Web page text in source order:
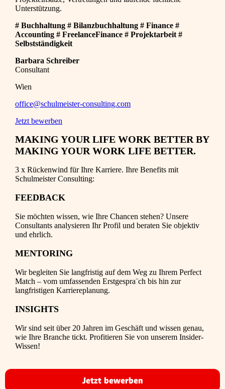
Unterstützung.
# Buchhaltung # Bilanzbuchhaltung # Finance #
Accounting # FreelanceFinance # Projektarbeit #
Selbstständigkeit
Barbara Schreiber
Consultant
Wien
office@schulmeister-consulting.com
Jetzt bewerben
MAKING YOUR LIFE WORK BETTER BY
MAKING YOUR WORK LIFE BETTER.
3 x Rückenwind für Ihre Karriere. Ihre Benefits mit
Schulmeister Consulting:
FEEDBACK
Sie möchten wissen, wie Ihre Chancen stehen? Unsere
Consultants analysieren Ihr Profil und beraten Sie objektiv
und ehrlich.
MENTORING
Wir begleiten Sie langfristig auf dem Weg zu Ihrem Perfect
Match – vom umfassenden Erstgespra¨ch bis hin zur
langfristigen Karriereplanung.
INSIGHTS
Wir sind seit über 20 Jahren im Geschäft und wissen genau,
wie Ihre Branche tickt. Profitieren Sie von unserem Insider-
Wissen!
Jetzt bewerben